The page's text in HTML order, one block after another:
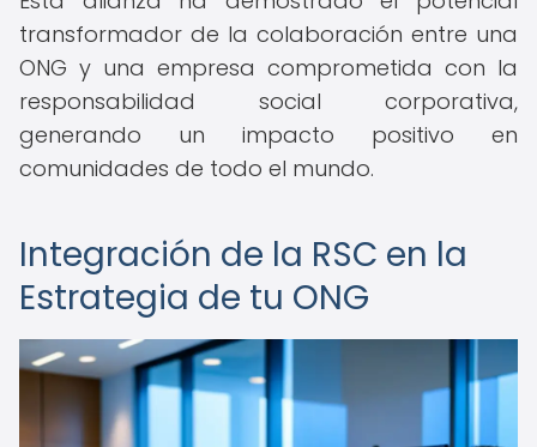
transformador de la colaboración entre una
ONG y una empresa comprometida con la
responsabilidad social corporativa,
generando un impacto positivo en
comunidades de todo el mundo.
Integración de la RSC en la
Estrategia de tu ONG